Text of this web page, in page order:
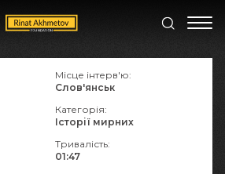
Місце інтерв'ю:
Слов'янськ
Категорія:
Історії мирних
Тривалість:
01:47